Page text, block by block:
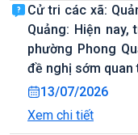
Cử tri các xã:
Quảng: Hiện
phường Phong
đề nghị sớm quan
13/07/2026
Xem chi tiết